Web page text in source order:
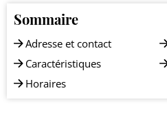
Sommaire
Adresse et contact
Caractéristiques
Horaires